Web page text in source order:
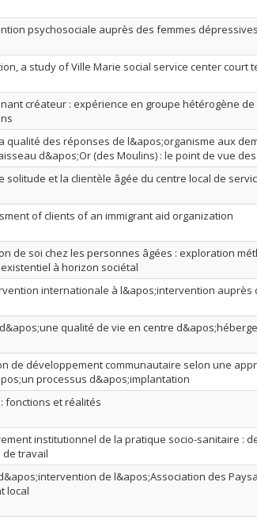
psychosociale auprès des femmes dépressives
a study of Ville Marie social service center court
créateur : expérience en groupe hétérogène
qualité des réponses de l&apos;organisme aux
d&apos;Or (des Moulins) : le point de vue
solitude et la clientèle âgée du centre local de
of clients of an immigrant aid organization
de soi chez les personnes âgées : exploration
à horizon sociétal
internationale à l&apos;intervention auprès
qualité de vie en centre
de développement communautaire selon une
processus d&apos;implantation
fonctions et réalités
institutionnel de la pratique socio-sanitaire :
de travail
de l&apos;Association des
local